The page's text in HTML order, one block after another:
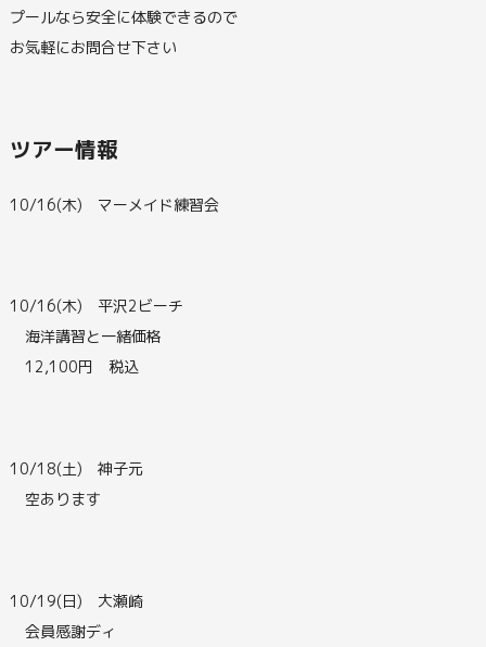
プールなら安全に体験できるので
お気軽にお問合せ下さい
ツアー情報
10/16(木) マーメイド練習会
10/16(木) 平沢2ビーチ
海洋講習と一緒価格
12,100円 税込
10/18(土) 神子元
空あります
10/19(日) 大瀬崎
会員感謝ディ